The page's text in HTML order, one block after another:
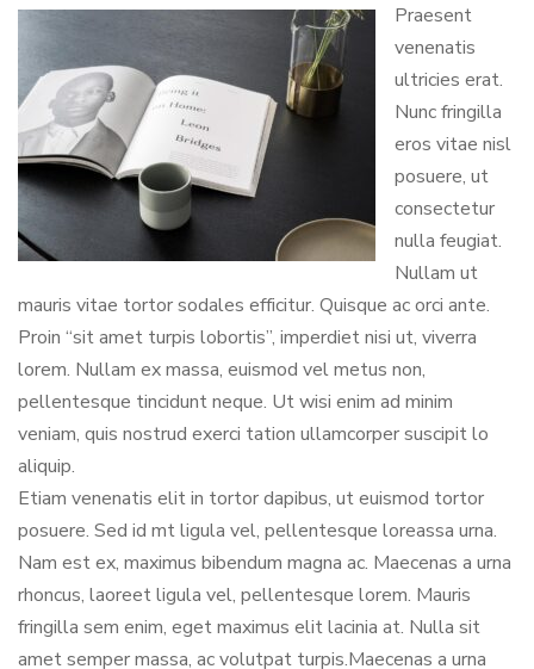
Praesent
venenatis
ultricies erat.
Nunc fringilla
eros vitae nisl
posuere, ut
consectetur
nulla feugiat.
Nullam ut
mauris vitae tortor sodales efficitur. Quisque ac orci ante.
Proin “sit amet turpis lobortis”, imperdiet nisi ut, viverra
lorem. Nullam ex massa, euismod vel metus non,
pellentesque tincidunt neque. Ut wisi enim ad minim
veniam, quis nostrud exerci tation ullamcorper suscipit lo
aliquip.
Etiam venenatis elit in tortor dapibus, ut euismod tortor
posuere. Sed id mt ligula vel, pellentesque loreassa urna.
Nam est ex, maximus bibendum magna ac. Maecenas a urna
rhoncus, laoreet ligula vel, pellentesque lorem. Mauris
fringilla sem enim, eget maximus elit lacinia at. Nulla sit
amet semper massa, ac volutpat turpis.Maecenas a urna